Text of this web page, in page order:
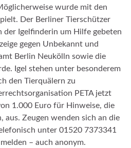
wurde mit den
Der Berliner Tierschützer
der Igelfinderin um Hilfe gebeten
gegen Unbekannt und
Berlin Neukölln sowie die
Igel stehen unter besonderem
den Tierquälern zu
PETA jetzt
1.000 Euro für Hinweise, die
aus. Zeugen wenden sich an die
unter 01520 7373341
melden – auch anonym.